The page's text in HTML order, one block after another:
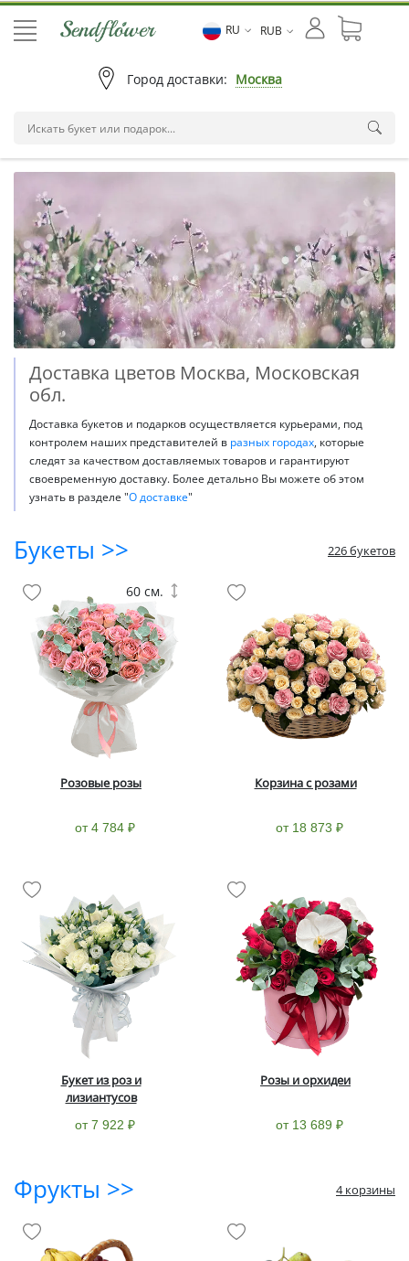
RU RUB
Город доставки: Москва
Доставка цветов Москва, Московская
обл.
Доставка букетов и подарков осуществляется курьерами, под
контролем наших представителей в разных городах, которые
следят за качеством доставляемых товаров и гарантируют
своевременную доставку. Более детально Вы можете об этом
узнать в разделе "О доставке"
Букеты >> 226 букетов
Розовые розы
от 4 784 ₽
60 см.
Корзина с розами
от 18 873 ₽
Букет из роз и
лизиантусов
от 7 922 ₽
Розы и орхидеи
от 13 689 ₽
Фрукты >> 4 корзины